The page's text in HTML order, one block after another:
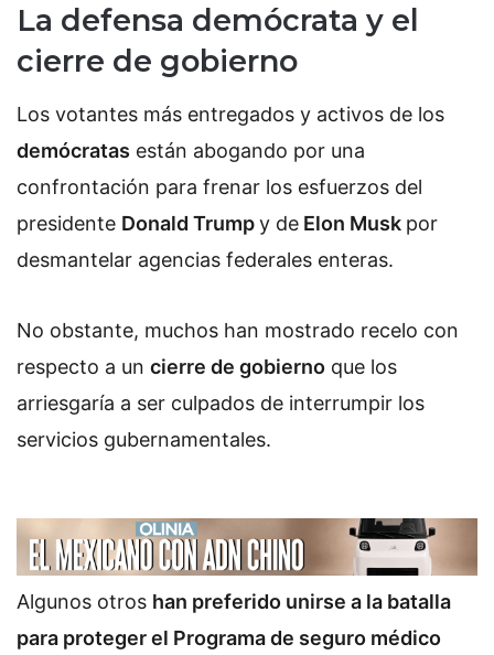
La defensa demócrata y el
cierre de gobierno
Los votantes más entregados y activos de los
demócratas están abogando por una
confrontación para frenar los esfuerzos del
presidente Donald Trumpy de Elon Musk por
desmantelar agencias federales enteras.
No obstante, muchos han mostrado recelo con
respecto a un cierre de gobierno que los
arriesgaría a ser culpados de interrumpir los
servicios gubernamentales.
Algunos otros han preferido unirse a la batalla
para proteger el Programa de seguro médico